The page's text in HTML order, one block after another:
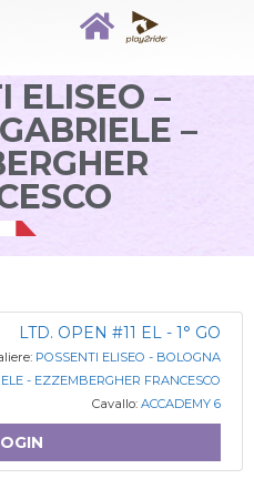
ELISEO –
–
LTD. OPEN #11 EL - 1° GO
POSSENTI ELISEO - BOLOGNA
- EZZEMBERGHER FRANCESCO
Cavallo: ACCADEMY 6